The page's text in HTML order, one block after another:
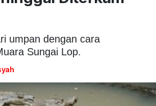
umpan dengan cara
Sungai Lop.